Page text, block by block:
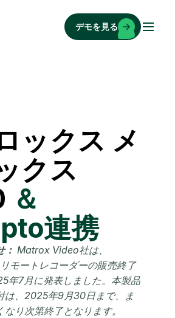
デモを見る
ックス メ
クス
＆
連携
： Matrox Video社は、
モートレコーダーの販売終了
年7月に発表しました。本製品
は、2025年9月30日まで、ま
り次第終了となります。